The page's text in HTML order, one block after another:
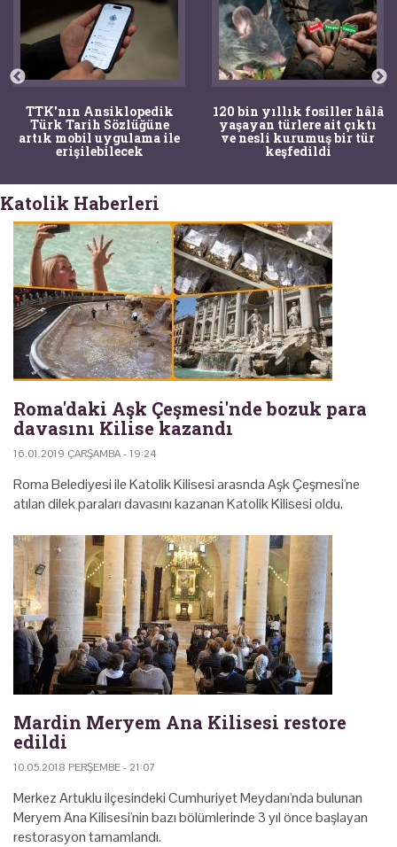
TTK'nın Ansiklopedik
Türk Tarih Sözlüğüne
artık mobil uygulama ile
erişilebilecek
120 bin yıllık fosiller hâlâ
yaşayan türlere ait çıktı
ve nesli kurumuş bir tür
keşfedildi
Katolik Haberleri
Roma'daki Aşk Çeşmesi'nde bozuk para
davasını Kilise kazandı
16.01.2019 ÇARŞAMBA - 19:24
Roma Belediyesi ile Katolik Kilisesi arasnda Aşk Çeşmesi'ne
atılan dilek paraları davasını kazanan Katolik Kilisesi oldu.
Mardin Meryem Ana Kilisesi restore
edildi
10.05.2018 PERŞEMBE - 21:07
Merkez Artuklu ilçesindeki Cumhuriyet Meydanı'nda bulunan
Meryem Ana Kilisesi'nin bazı bölümlerinde 3 yıl önce başlayan
restorasyon tamamlandı.